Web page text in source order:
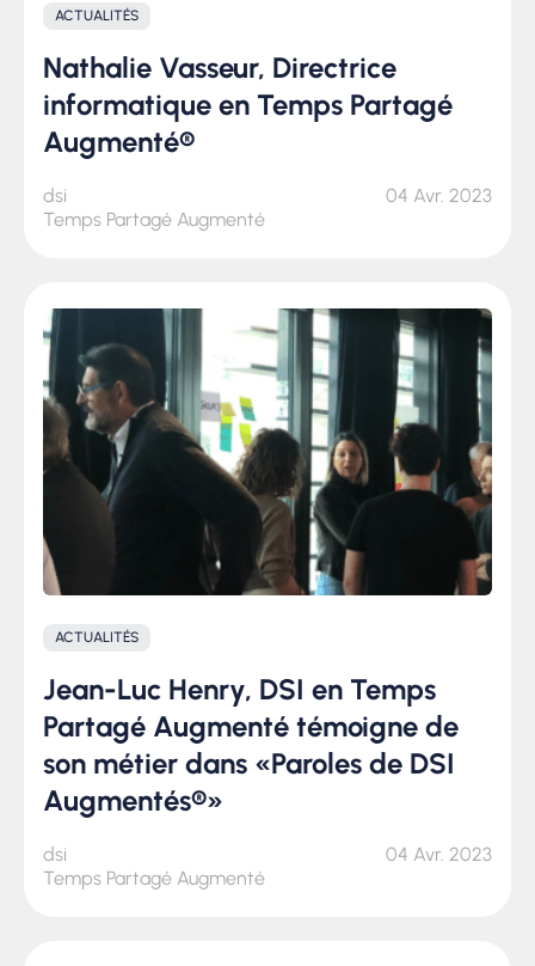
ACTUALITÉS
Nathalie Vasseur, Directrice
informatique en Temps Partagé
Augmenté®
dsi
Temps Partagé Augmenté
04 Avr. 2023
ACTUALITÉS
Jean-Luc Henry, DSI en Temps
Partagé Augmenté témoigne de
son métier dans «Paroles de DSI
Augmentés®»
dsi
Temps Partagé Augmenté
04 Avr. 2023